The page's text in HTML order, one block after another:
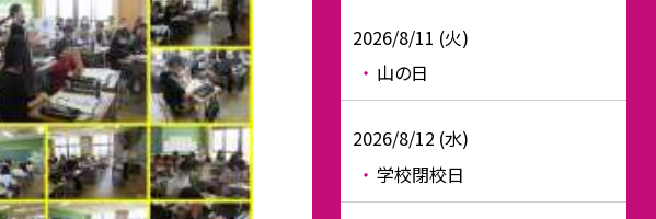
2026/8/11 (火)
山の日
2026/8/12 (水)
学校閉校日